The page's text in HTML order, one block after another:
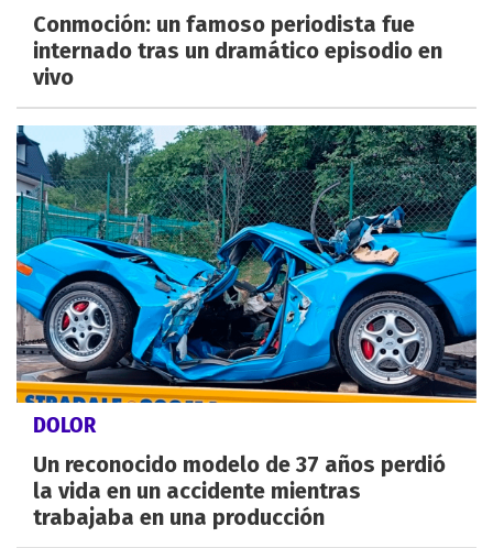
Conmoción: un famoso periodista fue
internado tras un dramático episodio en
vivo
DOLOR
Un reconocido modelo de 37 años perdió
la vida en un accidente mientras
trabajaba en una producción